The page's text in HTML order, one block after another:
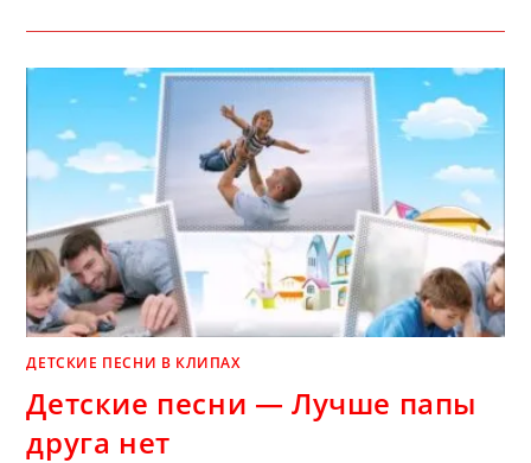
ПРО
—
СОЛНЕЧНЫЙ
ЗАЙЧИК
ДЕТСКИЕ ПЕСНИ В КЛИПАХ
Детские песни — Лучше папы
друга нет